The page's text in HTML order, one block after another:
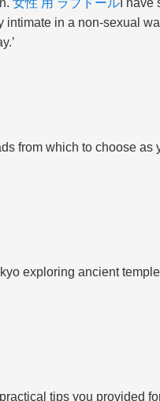
女性 用 ラブドール I
in a non-sexual
from which to choose as
exploring ancient
tips you provided